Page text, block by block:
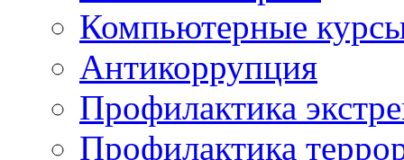
Компьютерные
Антикоррупция
Профилактика
Профилактика